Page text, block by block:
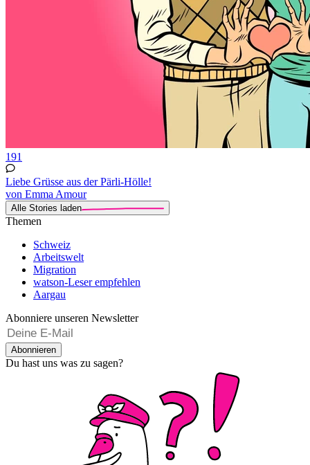
191
Liebe Grüsse aus der Pärli-Hölle!
von Emma Amour
Alle Stories laden
Themen
Schweiz
Arbeitswelt
Migration
watson-Leser empfehlen
Aargau
Abonniere unseren Newsletter
Abonnieren
Du hast uns was zu sagen?